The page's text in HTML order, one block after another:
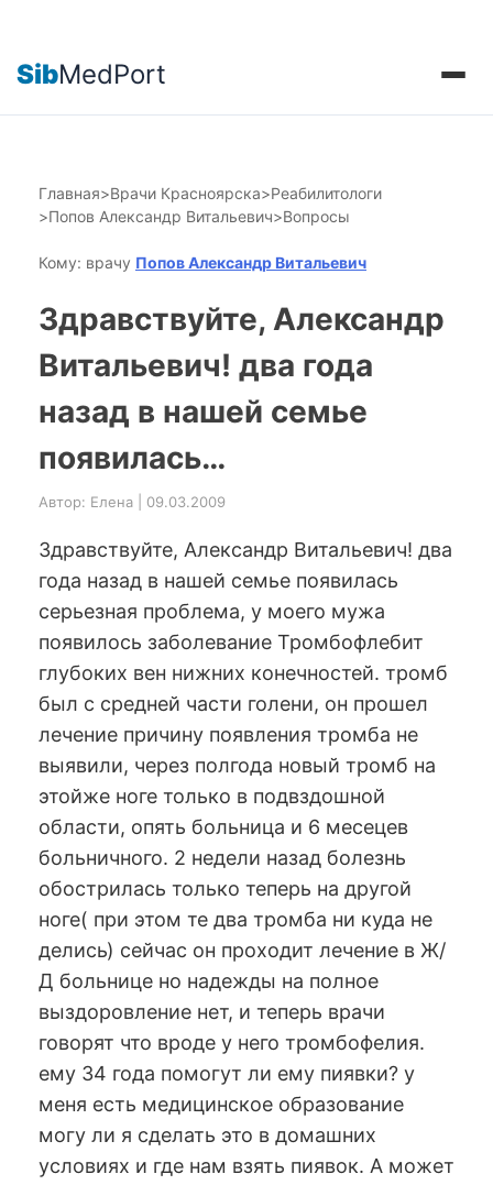
SibMedPort
Главная>Врачи Красноярска>Реабилитологи
>Попов Александр Витальевич>Вопросы
Кому: врачу Попов Александр Витальевич
Здравствуйте, Александр
Витальевич! два года
назад в нашей семье
появилась…
Автор: Елена | 09.03.2009
Здравствуйте, Александр Витальевич! два
года назад в нашей семье появилась
серьезная проблема, у моего мужа
появилось заболевание Тромбофлебит
глубоких вен нижних конечностей. тромб
был с средней части голени, он прошел
лечение причину появления тромба не
выявили, через полгода новый тромб на
этойже ноге только в подвздошной
области, опять больница и 6 месецев
больничного. 2 недели назад болезнь
обострилась только теперь на другой
ноге( при этом те два тромба ни куда не
делись) сейчас он проходит лечение в Ж/
Д больнице но надежды на полное
выздоровление нет, и теперь врачи
говорят что вроде у него тромбофелия.
ему 34 года помогут ли ему пиявки? у
меня есть медицинское образование
могу ли я сделать это в домашних
условиях и где нам взять пиявок. А может